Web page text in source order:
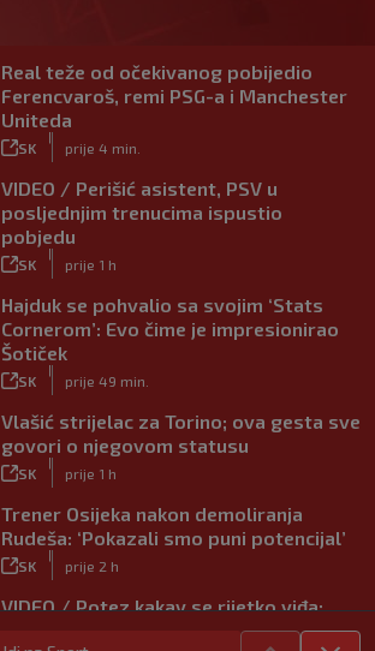
Real teže od očekivanog pobijedio
Ferencvaroš, remi PSG-a i Manchester
Uniteda
SK prije 4 min.
VIDEO / Perišić asistent, PSV u
posljednjim trenucima ispustio
pobjedu
SK prije 1 h
Hajduk se pohvalio sa svojim ‘Stats
Cornerom’: Evo čime je impresionirao
Šotiček
SK prije 49 min.
Vlašić strijelac za Torino; ova gesta sve
govori o njegovom statusu
SK prije 1 h
Trener Osijeka nakon demoliranja
Rudeša: ‘Pokazali smo puni potencijal’
SK prije 2 h
VIDEO / Potez kakav se rijetko viđa:
Kada pomoć nije stigla, na rukama je